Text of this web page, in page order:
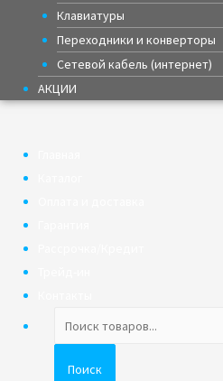
Клавиатуры
Переходники и конверторы
Сетевой кабель (интернет)
АКЦИИ
товаров
Поиск